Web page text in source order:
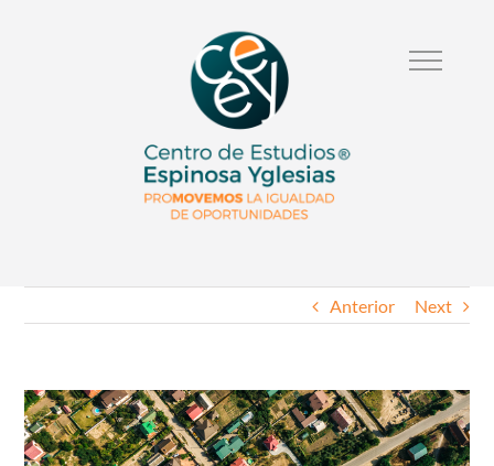
Anterior Next
Ver
Imagen
Mas